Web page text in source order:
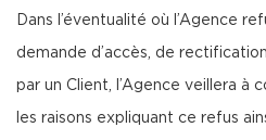
Dans l’éventualité où l’Agence
demande d’accès, de
par un Client, l’Agence veillera à
les raisons expliquant ce refus